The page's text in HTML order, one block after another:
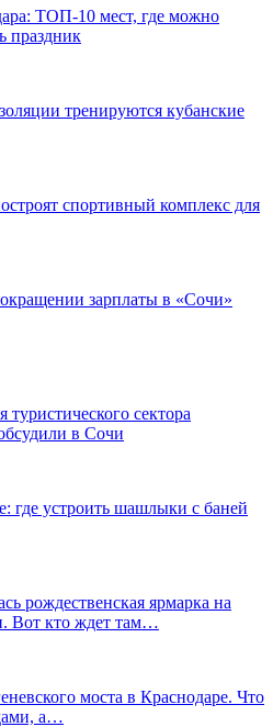
ТОП-10 мест, где можно
праздник
тренируются кубанские
спортивный комплекс для
зарплаты в «Сочи»
сектора
в Сочи
где устроить шашлыки с баней
рождественская ярмарка на
Вот кто ждет там…
моста в Краснодаре. Что
а…